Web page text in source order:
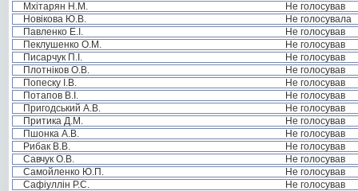
Мхітарян Н.М.
Не голосував
Новікова Ю.В.
Не голосувала
Павленко Е.І.
Не голосував
Пеклушенко О.М.
Не голосував
Писарчук П.І.
Не голосував
Плотніков О.В.
Не голосував
Попеску І.В.
Не голосував
Потапов В.І.
Не голосував
Пригодський А.В.
Не голосував
Притика Д.М.
Не голосував
Пшонка А.В.
Не голосував
Рибак В.В.
Не голосував
Савчук О.В.
Не голосував
Самойленко Ю.П.
Не голосував
Сафіуллін Р.С.
Не голосував